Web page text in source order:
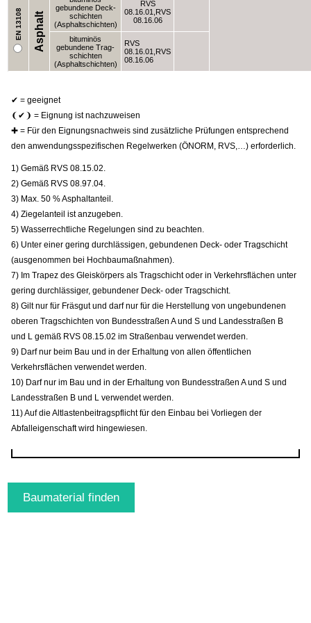
EN 13108 Asphalt
gebundene Deck-
schichten
(Asphaltschichten)
RVS
08.16.01,RVS
08.16.06
bituminös
gebundene Trag-
schichten
(Asphaltschichten)
RVS
08.16.01,RVS
08.16.06
✔ = geeignet
❨✔❩ = Eignung ist nachzuweisen
✚ = Für den Eignungsnachweis sind zusätzliche Prüfungen entsprechend
den anwendungsspezifischen Regelwerken (ÖNORM, RVS,…) erforderlich.
1) Gemäß RVS 08.15.02.
2) Gemäß RVS 08.97.04.
3) Max. 50 % Asphaltanteil.
4) Ziegelanteil ist anzugeben.
5) Wasserrechtliche Regelungen sind zu beachten.
6) Unter einer gering durchlässigen, gebundenen Deck- oder Tragschicht
(ausgenommen bei Hochbaumaßnahmen).
7) Im Trapez des Gleiskörpers als Tragschicht oder in Verkehrsflächen unter
gering durchlässiger, gebundener Deck- oder Tragschicht.
8) Gilt nur für Fräsgut und darf nur für die Herstellung von ungebundenen
oberen Tragschichten von Bundesstraßen A und S und Landesstraßen B
und L gemäß RVS 08.15.02 im Straßenbau verwendet werden.
9) Darf nur beim Bau und in der Erhaltung von allen öffentlichen
Verkehrsflächen verwendet werden.
10) Darf nur im Bau und in der Erhaltung von Bundesstraßen A und S und
Landesstraßen B und L verwendet werden.
11) Auf die Altlastenbeitragspflicht für den Einbau bei Vorliegen der
Abfalleigenschaft wird hingewiesen.
Baumaterial finden